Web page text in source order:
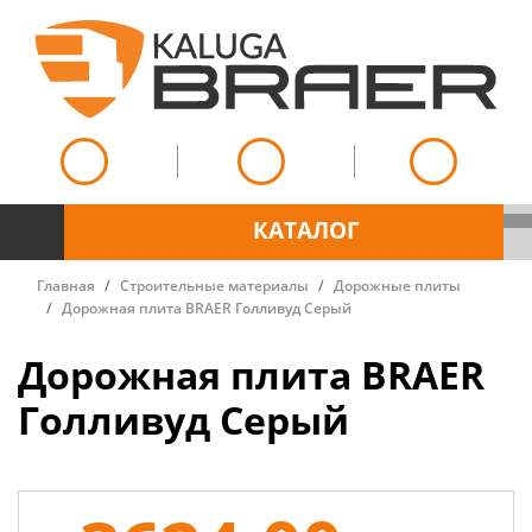
КАТАЛОГ
Главная Строительные материалы
Дорожные плиты
Дорожная плита BRAER Голливуд Серый
Дорожная плита BRAER
Голливуд Серый